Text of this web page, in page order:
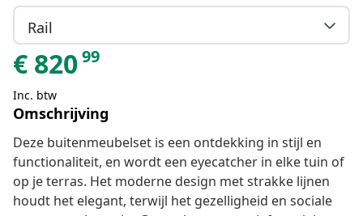
Rail
€ 82099
Inc. btw
Omschrijving
Deze buitenmeubelset is een ontdekking in stijl en
functionaliteit, en wordt een eyecatcher in elke tuin of
op je terras. Het moderne design met strakke lijnen
houdt het elegant, terwijl het gezelligheid en sociale